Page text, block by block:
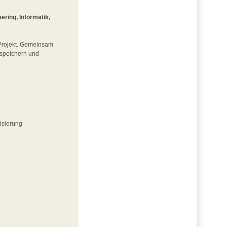
Informatik,
Gemeinsam
und